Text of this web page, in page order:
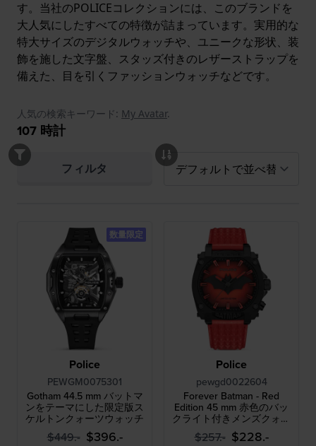
す。当社のPOLICEコレクションには、このブランドを
大人気にしたすべての特徴が詰まっています。実用的な
特大サイズのデジタルウォッチや、ユニークな形状、装
飾を施した文字盤、スタッズ付きのレザーストラップを
備えた、目を引くファッションウォッチなどです。
人気の検索キーワード: My Avatar.
107 時計
フィルタ
Police
PEWGM0075301
Gotham 44.5 mm バットマ
ンをテーマにした限定版ス
ケルトンクォーツウォッチ
$449.- $396.-
数量限定
Police
pewgd0022604
Forever Batman - Red
Edition 45 mm 赤色のバッ
クライト付きメンズクォー
ツウォッチ
$257.- $228.-